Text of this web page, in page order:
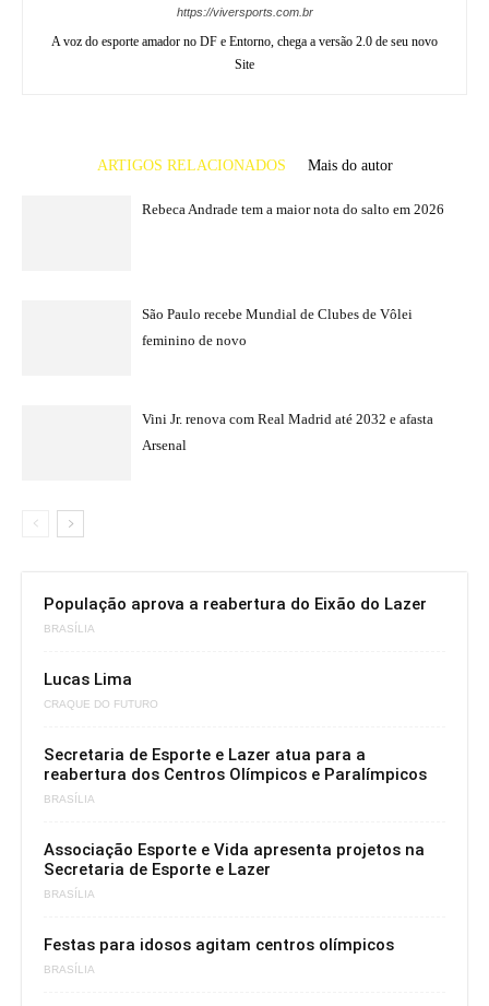
https://viversports.com.br
A voz do esporte amador no DF e Entorno, chega a versão 2.0 de seu novo
Site
ARTIGOS RELACIONADOS Mais do autor
Rebeca Andrade tem a maior nota do salto em 2026
São Paulo recebe Mundial de Clubes de Vôlei
feminino de novo
Vini Jr. renova com Real Madrid até 2032 e afasta
Arsenal
População aprova a reabertura do Eixão do Lazer
BRASÍLIA
Lucas Lima
CRAQUE DO FUTURO
Secretaria de Esporte e Lazer atua para a
reabertura dos Centros Olímpicos e Paralímpicos
BRASÍLIA
Associação Esporte e Vida apresenta projetos na
Secretaria de Esporte e Lazer
BRASÍLIA
Festas para idosos agitam centros olímpicos
BRASÍLIA